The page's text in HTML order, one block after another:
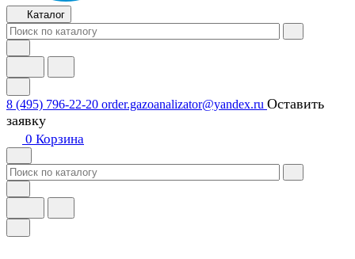
Каталог
8 (495) 796-22-20 order.gazoanalizator@yandex.ru Оставить
заявку
0 Корзина